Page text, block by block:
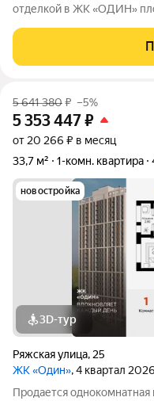
отделкой в ЖК «ОДИН»
5 641 380₽ –5%
5 353 447₽
от 20 266 ₽ в месяц
33,7 м²
1-комн. квартира
новостройка
3D-тур
Ряжская улица, 25
ЖК «Один», 4 квартал 2026
Продается